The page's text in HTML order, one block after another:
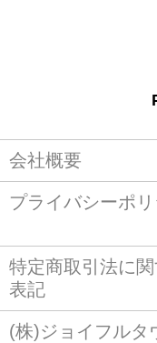
会社概要
プライバシーポ
特定商取引法に関
表記
(株)ジョイフルタ